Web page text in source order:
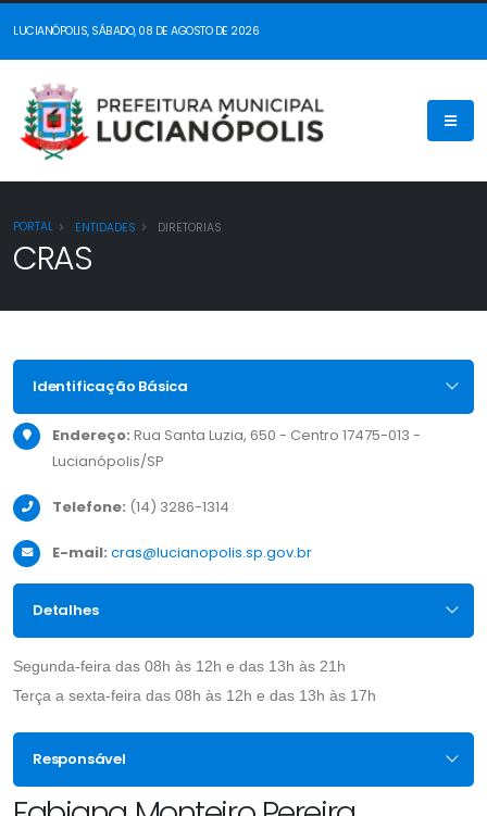
LUCIANÓPOLIS, SÁBADO, 08 DE AGOSTO DE 2026
PORTAL ENTIDADES DIRETORIAS
CRAS
Identificação Básica
Endereço: Rua Santa Luzia, 650 - Centro 17475-013 -
Lucianópolis/SP
Telefone: (14) 3286-1314
E-mail: cras@lucianopolis.sp.gov.br
Detalhes
Segunda-feira das 08h às 12h e das 13h às 21h
Terça a sexta-feira das 08h às 12h e das 13h às 17h
Responsável